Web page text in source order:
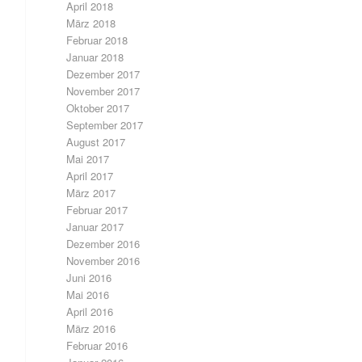
April 2018
März 2018
Februar 2018
Januar 2018
Dezember 2017
November 2017
Oktober 2017
September 2017
August 2017
Mai 2017
April 2017
März 2017
Februar 2017
Januar 2017
Dezember 2016
November 2016
Juni 2016
Mai 2016
April 2016
März 2016
Februar 2016